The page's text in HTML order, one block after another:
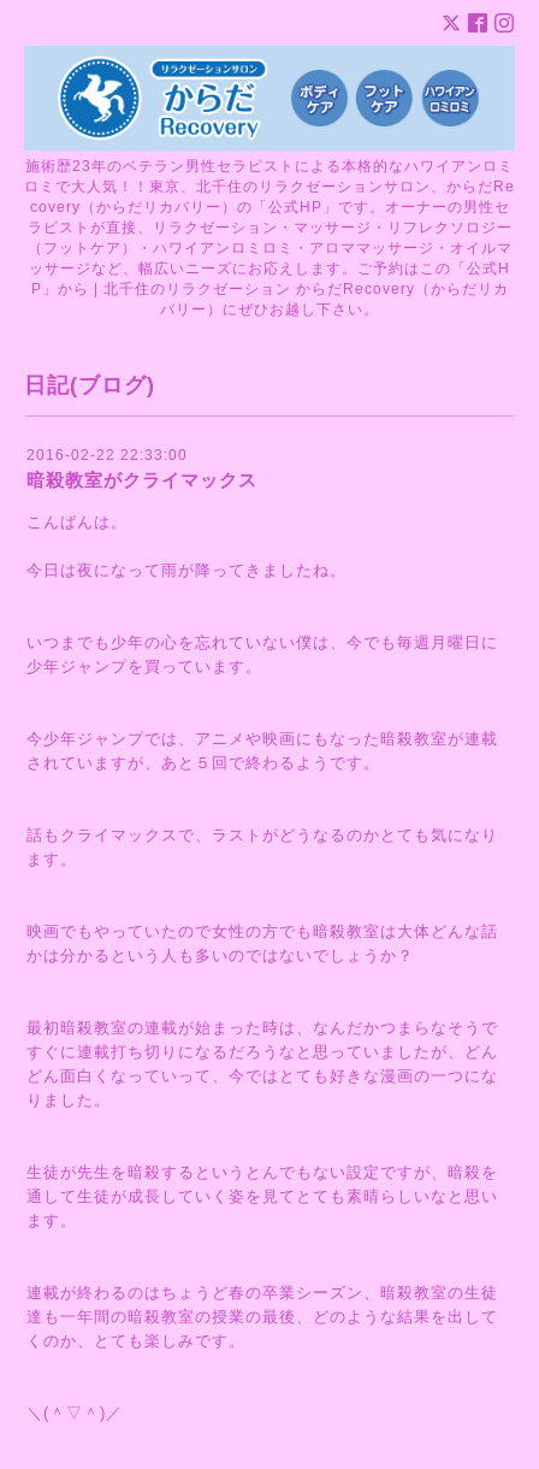
施術歴23年のベテラン男性セラピストによる本格的なハワイアンロミ
ロミで大人気！！東京、北千住のリラクゼーションサロン、からだRe
covery（からだリカバリー）の「公式HP」です。オーナーの男性セ
ラピストが直接、リラクゼーション・マッサージ・リフレクソロジー
（フットケア）・ハワイアンロミロミ・アロママッサージ・オイルマ
ッサージなど、幅広いニーズにお応えします。ご予約はこの「公式H
P」から | 北千住のリラクゼーション からだRecovery（からだリカ
バリー）にぜひお越し下さい。
日記(ブログ)
2016-02-22 22:33:00
暗殺教室がクライマックス
こんばんは。
今日は夜になって雨が降ってきましたね。
いつまでも少年の心を忘れていない僕は、今でも毎週月曜日に
少年ジャンプを買っています。
今少年ジャンプでは、アニメや映画にもなった暗殺教室が連載
されていますが、あと５回で終わるようです。
話もクライマックスで、ラストがどうなるのかとても気になり
ます。
映画でもやっていたので女性の方でも暗殺教室は大体どんな話
かは分かるという人も多いのではないでしょうか？
最初暗殺教室の連載が始まった時は、なんだかつまらなそうで
すぐに連載打ち切りになるだろうなと思っていましたが、どん
どん面白くなっていって、今ではとても好きな漫画の一つにな
りました。
生徒が先生を暗殺するというとんでもない設定ですが、暗殺を
通して生徒が成長していく姿を見てとても素晴らしいなと思い
ます。
連載が終わるのはちょうど春の卒業シーズン、暗殺教室の生徒
達も一年間の暗殺教室の授業の最後、どのような結果を出して
くのか、とても楽しみです。
＼(＾▽＾)／